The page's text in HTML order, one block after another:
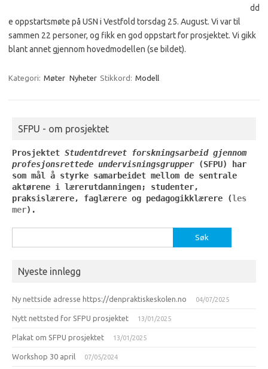
dd
e oppstartsmøte på USN i Vestfold torsdag 25. August. Vi var til
sammen 22 personer, og fikk en god oppstart for prosjektet. Vi gikk
blant annet gjennom hovedmodellen (se bildet).
Kategori: Møter Nyheter Stikkord: Modell
SFPU - om prosjektet
Prosjektet Studentdrevet forskningsarbeid gjennom
profesjonsrettede undervisningsgrupper (SFPU) har
som mål å styrke samarbeidet mellom de sentrale
aktørene i lærerutdanningen; studenter,
praksislærere, faglærere og pedagogikklærere (les
mer).
etter:
Nyeste innlegg
Ny nettside adresse https://denpraktiskeskolen.no 04/07/2025
Nytt nettsted for SFPU prosjektet 13/01/2025
Plakat om SFPU prosjektet 13/01/2025
Workshop 30 april 07/05/2024